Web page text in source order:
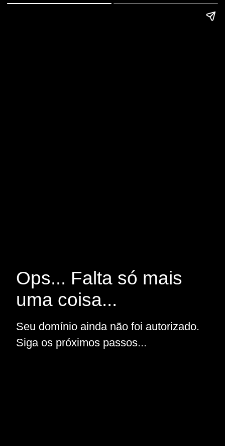
Ops... Falta só mais
uma coisa...
Seu domínio ainda não foi autorizado.
Siga os próximos passos...